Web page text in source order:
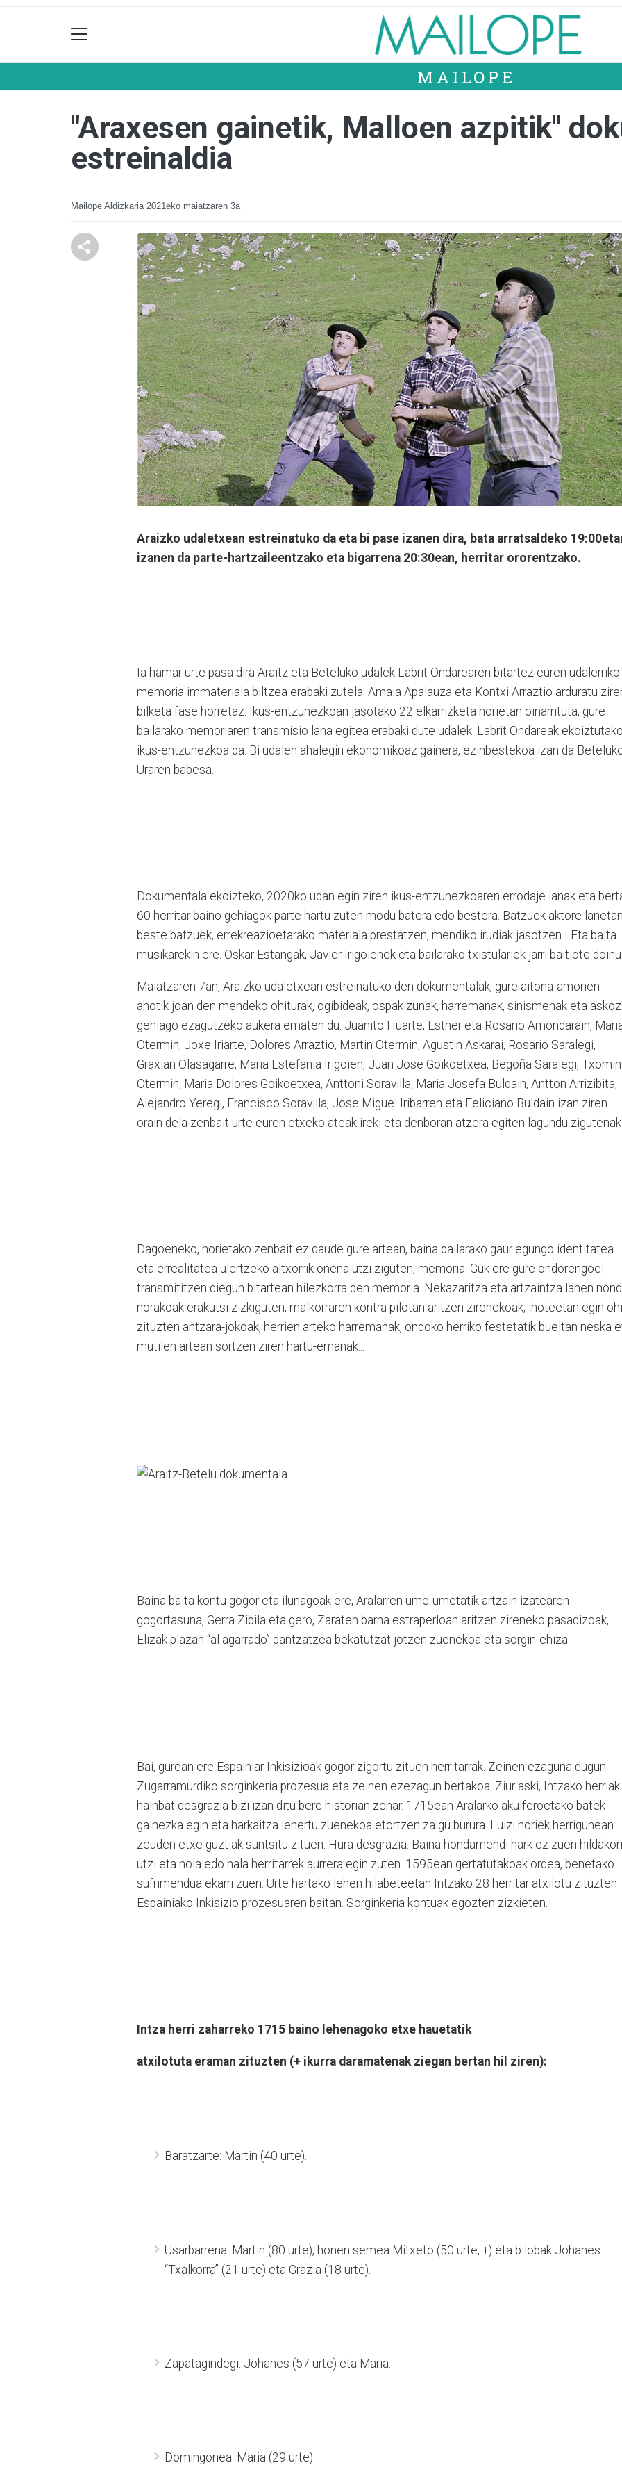
MAILOPE
"Araxesen gainetik, Malloen azpitik"
estreinaldia
Mailope Aldizkaria 2021eko maiatzaren 3a
Araizko udaletxean estreinatuko da eta bi pase izanen dira, bata arratsaldeko
izanen da parte-hartzaileentzako eta bigarrena 20:30ean, herritar ororentzako.
Ia hamar urte pasa dira Araitz eta Beteluko udalek Labrit Ondarearen bitartez euren udalerriko
memoria immateriala biltzea erabaki zutela. Amaia Apalauza eta Kontxi Arraztio arduratu
bilketa fase horretaz. Ikus-entzunezkoan jasotako 22 elkarrizketa horietan oinarrituta, gure
bailarako memoriaren transmisio lana egitea erabaki dute udalek. Labrit Ondareak
ikus-entzunezkoa da. Bi udalen ahalegin ekonomikoaz gainera, ezinbestekoa izan da
Uraren babesa.
Dokumentala ekoizteko, 2020ko udan egin ziren ikus-entzunezkoaren errodaje lanak eta
60 herritar baino gehiagok parte hartu zuten modu batera edo bestera. Batzuek aktore
beste batzuek, errekreazioetarako materiala prestatzen, mendiko irudiak jasotzen... Eta baita
musikarekin ere. Oskar Estangak, Javier Irigoienek eta bailarako txistulariek jarri baitiote
Maiatzaren 7an, Araizko udaletxean estreinatuko den dokumentalak, gure aitona-amonen
ahotik joan den mendeko ohiturak, ogibideak, ospakizunak, harremanak, sinismenak eta askoz
gehiago ezagutzeko aukera ematen du. Juanito Huarte, Esther eta Rosario Amondarain,
Otermin, Joxe Iriarte, Dolores Arraztio, Martin Otermin, Agustin Askarai, Rosario Saralegi,
Graxian Olasagarre, Maria Estefania Irigoien, Juan Jose Goikoetxea, Begoña Saralegi, Txomin
Otermin, Maria Dolores Goikoetxea, Anttoni Soravilla, Maria Josefa Buldain, Antton Arrizibita,
Alejandro Yeregi, Francisco Soravilla, Jose Miguel Iribarren eta Feliciano Buldain izan ziren
orain dela zenbait urte euren etxeko ateak ireki eta denboran atzera egiten lagundu
Dagoeneko, horietako zenbait ez daude gure artean, baina bailarako gaur egungo identitatea
eta errealitatea ulertzeko altxorrik onena utzi ziguten, memoria. Guk ere gure ondorengoei
transmititzen diegun bitartean hilezkorra den memoria. Nekazaritza eta artzaintza lanen
norakoak erakutsi zizkiguten, malkorraren kontra pilotan aritzen zirenekoak, ihoteetan egin ohi
zituzten antzara-jokoak, herrien arteko harremanak, ondoko herriko festetatik bueltan neska
mutilen artean sortzen ziren hartu-emanak...
Baina baita kontu gogor eta ilunagoak ere, Aralarren ume-umetatik artzain izatearen
gogortasuna, Gerra Zibila eta gero, Zaraten barna estraperloan aritzen zireneko pasadizoak,
Elizak plazan “al agarrado” dantzatzea bekatutzat jotzen zuenekoa eta sorgin-ehiza.
Bai, gurean ere Espainiar Inkisizioak gogor zigortu zituen herritarrak. Zeinen ezaguna dugun
Zugarramurdiko sorginkeria prozesua eta zeinen ezezagun bertakoa. Ziur aski, Intzako herriak
hainbat desgrazia bizi izan ditu bere historian zehar. 1715ean Aralarko akuiferoetako batek
gainezka egin eta harkaitza lehertu zuenekoa etortzen zaigu burura. Luizi horiek herrigunean
zeuden etxe guztiak suntsitu zituen. Hura desgrazia. Baina hondamendi hark ez zuen
utzi eta nola edo hala herritarrek aurrera egin zuten. 1595ean gertatutakoak ordea, benetako
sufrimendua ekarri zuen. Urte hartako lehen hilabeteetan Intzako 28 herritar atxilotu zituzten
Espainiako Inkisizio prozesuaren baitan. Sorginkeria kontuak egozten zizkieten.
Intza herri zaharreko 1715 baino lehenagoko etxe hauetatik
atxilotuta eraman zituzten (+ ikurra daramatenak ziegan bertan hil ziren):
Baratzarte: Martin (40 urte).
Usarbarrena: Martin (80 urte), honen semea Mitxeto (50 urte, +) eta bilobak Johanes
“Txalkorra” (21 urte) eta Grazia (18 urte).
Zapatagindegi: Johanes (57 urte) eta Maria.
Domingonea: Maria (29 urte).